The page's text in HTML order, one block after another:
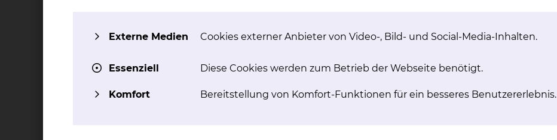
mit einem Schädel-Hirn- oder Wirbelsäulentrauma werden primär am Klinikum Wolfsburg
versorgt. Bislang gab es aber keine Möglichkeit Patienten mit z. B. Hirntumoren,
Schädelbasistumoren oder Gefäßmissbildungen heimatnah zu beraten und zu behandeln. Hier
Patientinnen und Patienten aus Wolfsburg und dem Umland
Externe Medien Cookies externer Anbieter von Video-, Bild- und Social-Media-Inhalten.
Essenziell Diese Cookies werden zum Betrieb der Webseite benötigt.
Komfort Bereitstellung von Komfort-Funktionen für ein besseres Benutzererlebnis.